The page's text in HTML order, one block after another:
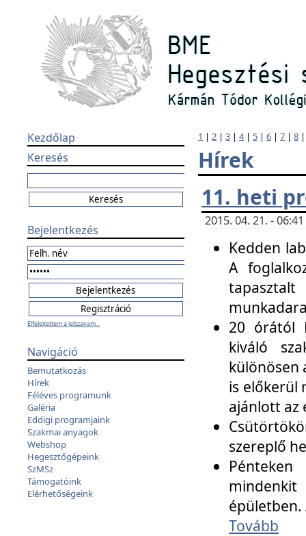
Kezdőlap
Keresés
Bejelentkezés
Elfelejtettem a jelszavam...
Navigáció
Bemutatkozás
Hírek
Féléves programunk
Galéria
Eddigi programjaink
Szakmai anyagok
Webshop
Hegesztőgépeink
SzMSz
Támogatóink
Elérhetőségeink
1 | 2 | 3 | 4| 5 | 6 | 7 | 8
Hírek
11. heti
2015. 04. 21. -
Kedden
A
20 órától
kiváló
különösen
is előkerül
ajánlott az
szereplő
épületben.
Tovább